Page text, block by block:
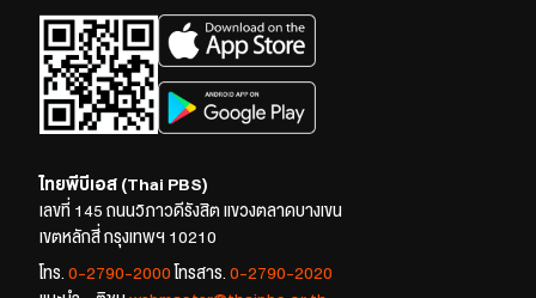
ไทยพีบีเอส (Thai PBS)
เลขที่ 145 ถนนวิภาวดีรังสิต แขวงตลาดบางเขน
เขตหลักสี่ กรุงเทพฯ 10210
โทร. 0-2790-2000 โทรสาร. 0-2790-2020